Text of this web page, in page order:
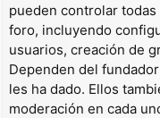
pueden controlar
foro, incluyendo
usuarios, creación de
Dependen del
les ha dado. Ellos
moderación en cada